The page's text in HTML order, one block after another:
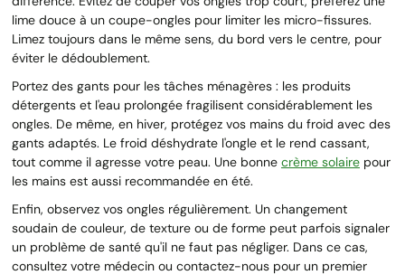
lime douce à un coupe-ongles pour limiter les micro-fissures.
Limez toujours dans le même sens, du bord vers le centre, pour
éviter le dédoublement.
Portez des gants pour les tâches ménagères : les produits
détergents et l'eau prolongée fragilisent considérablement les
ongles. De même, en hiver, protégez vos mains du froid avec des
gants adaptés. Le froid déshydrate l'ongle et le rend cassant,
tout comme il agresse votre peau. Une bonne crème solaire pour
les mains est aussi recommandée en été.
Enfin, observez vos ongles régulièrement. Un changement
soudain de couleur, de texture ou de forme peut parfois signaler
un problème de santé qu'il ne faut pas négliger. Dans ce cas,
consultez votre médecin ou contactez-nous pour un premier